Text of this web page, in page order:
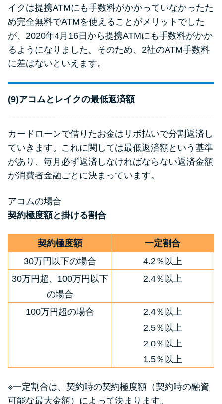
イクは提携ATMにも手数料がかかっていなかったた
め完全無料でATMを使えることがメリットでした
が、2020年4月16日から提携ATMにも手数料がかか
るようになりました。そのため、2社のATM手数料
に差はないといえます。
(9)アコムとレイクの最低返済額
カードローンで借りたお金はリボ払いで分割返済し
ていきます。これに関しては最低返済額という基準
があり、毎月必ず返済しなければならない返済金額
が消費者金融ごとに決まっています。
アコムの場合
契約極度額と掛ける割合
契約極度額
一定割合
30万円以下の場合
4.2％以上
30万円超、100万円以下
の場合
2.4％以上
100万円超の場合
2.4％以上
2.5％以上
2.0％以上
1.5％以上
※一定割合は、契約時の契約極度額（契約時の融資
可能な最大金額）によって決まります。